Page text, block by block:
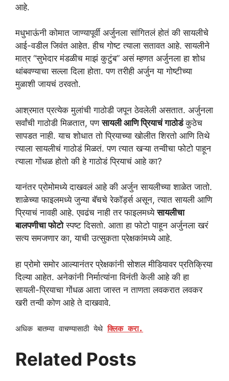
आहे.
मधुभाऊंनी कोमात जाण्यापूर्वी अर्जुनला सांगितलं होतं की सायलीचे
आई-वडील जिवंत आहेत. हीच गोष्ट त्याला सतावत आहे. सायलीने
मात्र “सुभेदार मंडळीच माझं कुटुंब” असं म्हणत अर्जुनला हा शोध
थांबवण्याचा सल्ला दिला होता. पण तरीही अर्जुन या गोष्टीच्या
मुळाशी जायचं ठरवतो.
आश्रमात प्रत्येक मुलांची गाठोडी जपून ठेवलेली असतात. अर्जुनला
सर्वांची गाठोडी मिळतात, पणसायली आणि प्रियाचं गाठोडंकुठेच
सापडत नाही. याच शोधात तो प्रियाच्या खोलीत शिरतो आणि तिथे
त्याला सायलीचं गाठोडं मिळतं. पण त्यात खऱ्या तन्वीचा फोटो पाहून
त्याला गोंधळ होतो की हे गाठोडं प्रियाचं आहे का?
यानंतर प्रोमोमध्ये दाखवलं आहे की अर्जुन सायलीच्या शाळेत जातो.
शाळेच्या फाइलमध्ये जुन्या बॅचचे रेकॉर्ड्स असून, त्यात सायली आणि
प्रियाचं नावही आहे. एवढंच नाही तर फाइलमध्येसायलीचा
बालपणीचा फोटोस्पष्ट दिसतो. आता हा फोटो पाहून अर्जुनला खरं
सत्य समजणार का, याची उत्सुकता प्रेक्षकांमध्ये आहे.
हा प्रोमो समोर आल्यानंतर प्रेक्षकांनी सोशल मीडियावर प्रतिक्रिया
दिल्या आहेत. अनेकांनी निर्मात्यांना विनंती केली आहे की हा
सायली-प्रियाचा गोंधळ आता जास्त न ताणता लवकरात लवकर
खरी तन्वी कोण आहे ते दाखवावे.
अधिक बातम्या वाचण्यासाठी येथेक्लिक करा.
Related Posts